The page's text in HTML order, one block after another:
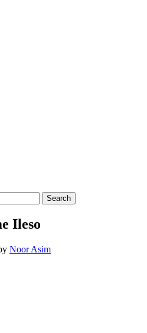
Ileso
Noor Asim